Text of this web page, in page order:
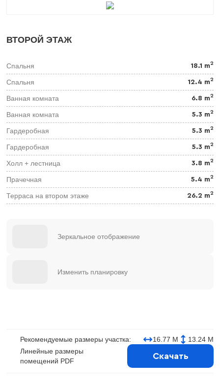
ВТОРОЙ ЭТАЖ
Спальня 18.1 m2
Спальня 12.4 m2
Ванная комната 6.8 m2
Ванная комната 5.3 m2
Гардеробная 5.3 m2
Гардеробная 5.3 m2
Холл + лестница 3.8 m2
Прачечная 5.4 m2
Терраса на втором этаже 26.2 m2
Зеркальное отображение
Изменить планировку
Рекомендуемые размеры участка: 16.77 М
13.24 М
Линейные размеры
помещений PDF
Скачать